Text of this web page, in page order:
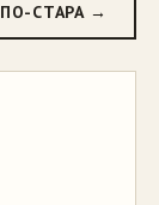
ПО-СТАРА →